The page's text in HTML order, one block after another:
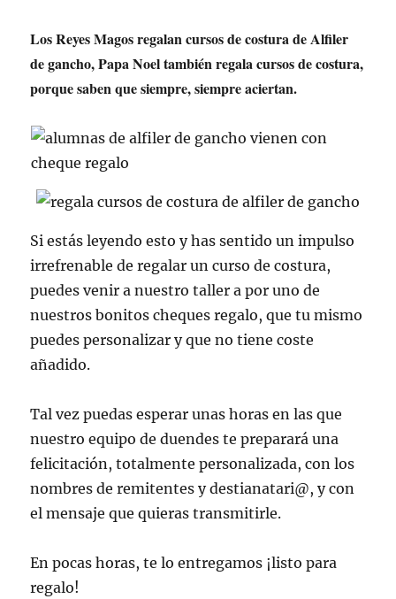
Los Reyes Magos regalan cursos de costura de Alfiler
de gancho, Papa Noel también regala cursos de costura,
porque saben que siempre, siempre aciertan.
Si estás leyendo esto y has sentido un impulso
irrefrenable de regalar un curso de costura,
puedes venir a nuestro taller a por uno de
nuestros bonitos cheques regalo, que tu mismo
puedes personalizar y que no tiene coste
añadido.
Tal vez puedas esperar unas horas en las que
nuestro equipo de duendes te preparará una
felicitación, totalmente personalizada, con los
nombres de remitentes y destianatari@, y con
el mensaje que quieras transmitirle.
En pocas horas, te lo entregamos ¡listo para
regalo!